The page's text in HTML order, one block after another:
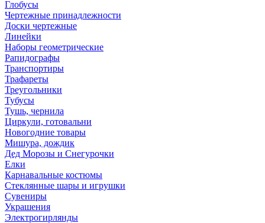
Глобусы
Чертежные принадлежности
Доски чертежные
Линейки
Наборы геометрические
Рапидографы
Транспортиры
Трафареты
Треугольники
Тубусы
Тушь, чернила
Циркули, готовальни
Новогодние товары
Мишура, дождик
Дед Морозы и Снегурочки
Елки
Карнавальные костюмы
Стеклянные шары и игрушки
Сувениры
Украшения
Электрогирлянды